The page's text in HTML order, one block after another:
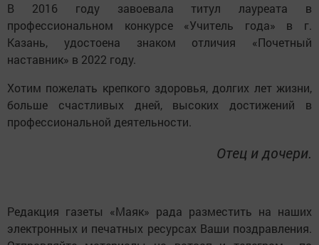
В 2016 году завоевала титул лауреата в
профессиональном конкурсе «Учитель года» в г.
Казань, удостоена знаком отличия «Почетный
наставник» в 2022 году.
Хотим пожелать крепкого здоровья, долгих лет жизни,
больше счастливых дней, высоких достижений в
профессиональной деятельности.
Отец и дочери.
Редакция газеты «Маяк» рада разместить на наших
электронных и печатных ресурсах Ваши поздравления.